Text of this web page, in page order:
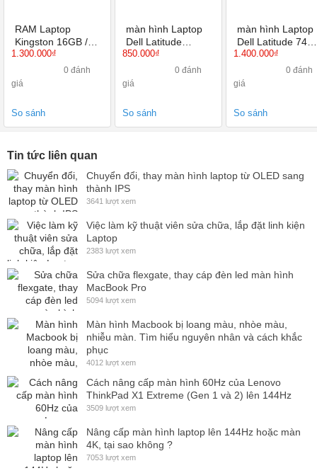
RAM Laptop
Kingston 16GB /
DDR4 BUSS 2400
1.300.000₫
0 đánh
giá
So sánh
màn hình Laptop
Dell Latitude
E6540 15.6 inch
HD, Full HD, Full
HD IPS
850.000₫
0 đánh
giá
So sánh
màn hình Laptop
Dell Latitude
14 inch Full HD
IPS, màn tràn
1.400.000₫
0 đánh
giá
So sánh
Tin tức liên quan
Chuyển đổi, thay màn hình laptop từ OLED sang
thành IPS
3641 lượt xem
Việc làm kỹ thuật viên sửa chữa, lắp đặt linh kiện
Laptop
2383 lượt xem
Sửa chữa flexgate, thay cáp đèn led màn hình
MacBook Pro
5094 lượt xem
Màn hình Macbook bị loang màu, nhòe màu,
nhiễu màn. Tìm hiểu nguyên nhân và cách khắc
phục
4012 lượt xem
Cách nâng cấp màn hình 60Hz của Lenovo
ThinkPad X1 Extreme (Gen 1 và 2) lên 144Hz
3509 lượt xem
Nâng cấp màn hình laptop lên 144Hz hoặc màn
4K, tại sao không ?
7053 lượt xem